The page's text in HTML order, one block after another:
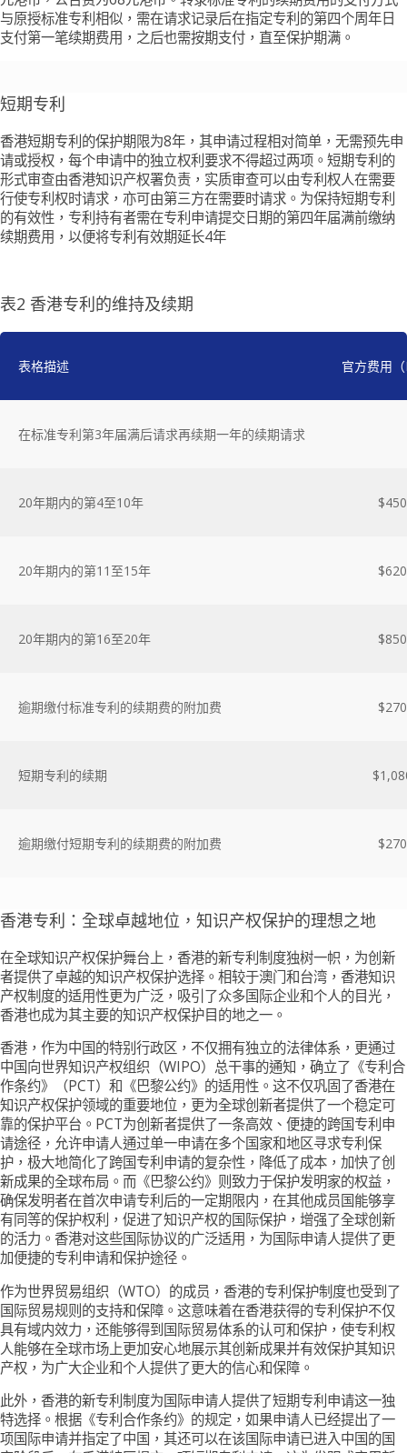
与原授标准专利相似，需在请求记录后在指定专利的第四个周年日
支付第一笔续期费用，之后也需按期支付，直至保护期满。
短期专利
香港短期专利的保护期限为8年，其申请过程相对简单，无需预先申
请或授权，每个申请中的独立权利要求不得超过两项。短期专利的
形式审查由香港知识产权署负责，实质审查可以由专利权人在需要
行使专利权时请求，亦可由第三方在需要时请求。为保持短期专利
的有效性，专利持有者需在专利申请提交日期的第四年届满前缴纳
续期费用，以便将专利有效期延长4年
表2 香港专利的维持及续期
表格描述 官方费用
在标准专利第3年届满后请求再续期一年的续期请求
20年期内的第4至10年 $450
20年期内的第11至15年 $620
20年期内的第16至20年 $850
逾期缴付标准专利的续期费的附加费 $270
短期专利的续期
逾期缴付短期专利的续期费的附加费 $270
香港专利：全球卓越地位，知识产权保护的理想之地
在全球知识产权保护舞台上，香港的新专利制度独树一帜，为创新
者提供了卓越的知识产权保护选择。相较于澳门和台湾，香港知识
产权制度的适用性更为广泛，吸引了众多国际企业和个人的目光，
香港也成为其主要的知识产权保护目的地之一。
香港，作为中国的特别行政区，不仅拥有独立的法律体系，更通过
中国向世界知识产权组织（WIPO）总干事的通知，确立了《专利合
作条约》（PCT）和《巴黎公约》的适用性。这不仅巩固了香港在
知识产权保护领域的重要地位，更为全球创新者提供了一个稳定可
靠的保护平台。PCT为创新者提供了一条高效、便捷的跨国专利申
请途径，允许申请人通过单一申请在多个国家和地区寻求专利保
护，极大地简化了跨国专利申请的复杂性，降低了成本，加快了创
新成果的全球布局。而《巴黎公约》则致力于保护发明家的权益，
确保发明者在首次申请专利后的一定期限内，在其他成员国能够享
有同等的保护权利，促进了知识产权的国际保护，增强了全球创新
的活力。香港对这些国际协议的广泛适用，为国际申请人提供了更
加便捷的专利申请和保护途径。
作为世界贸易组织（WTO）的成员，香港的专利保护制度也受到了
国际贸易规则的支持和保障。这意味着在香港获得的专利保护不仅
具有域内效力，还能够得到国际贸易体系的认可和保护，使专利权
人能够在全球市场上更加安心地展示其创新成果并有效保护其知识
产权，为广大企业和个人提供了更大的信心和保障。
此外，香港的新专利制度为国际申请人提供了短期专利申请这一独
特选择。根据《专利合作条约》的规定，如果申请人已经提出了一
项国际申请并指定了中国，其还可以在该国际申请已进入中国的国